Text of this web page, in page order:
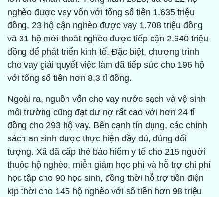
nghèo được vay vốn với tổng số tiền 1.635 triệu
đồng, 23 hộ cận nghèo được vay 1.708 triệu đồng
và 31 hộ mới thoát nghèo được tiếp cận 2.640 triệu
đồng để phát triển kinh tế. Đặc biệt, chương trình
cho vay giải quyết việc làm đã tiếp sức cho 196 hộ
với tổng số tiền hơn 8,3 tỉ đồng.
Ngoài ra, nguồn vốn cho vay nước sạch và vệ sinh
môi trường cũng đạt dư nợ rất cao với hơn 24 tỉ
đồng cho 293 hộ vay. Bên cạnh tín dụng, các chính
sách an sinh được thực hiện đầy đủ, đúng đối
tượng. Xã đã cấp thẻ bảo hiểm y tế cho 215 người
thuộc hộ nghèo, miễn giảm học phí và hỗ trợ chi phí
học tập cho 90 học sinh, đồng thời hỗ trợ tiền điện
kịp thời cho 145 hộ nghèo với số tiền hơn 98 triệu